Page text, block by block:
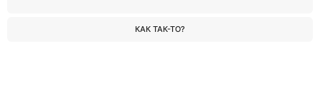
КАК ТАК-ТО?